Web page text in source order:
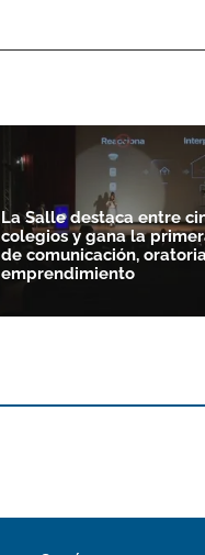
La Salle destaca entre
colegios y gana la
de comunicación,
emprendimiento